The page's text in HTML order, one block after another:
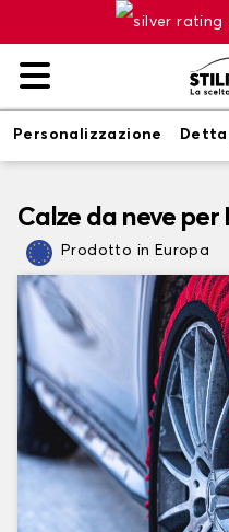
Personalizzazione
Calze da neve per
Prodotto in Europa